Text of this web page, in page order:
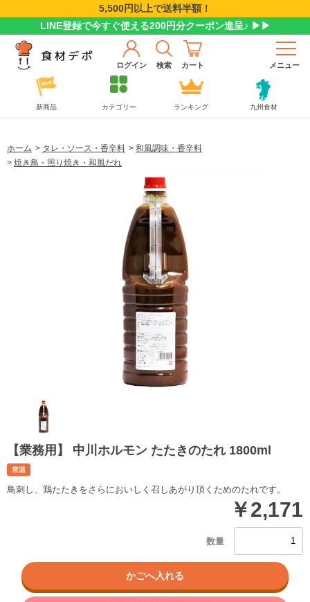
5,500円以上で送料半額！
LINE登録で今すぐ使える200円分クーポン進呈♪ ▶▶
ログイン 検索 カート メニュー
新商品 カテゴリー ランキング 九州食材
ホーム > タレ・ソース・香辛料 > 和風調味・香辛料
> 焼き鳥・照り焼き・和風だれ
【業務用】 中川ホルモン たたきのたれ 1800ml
鳥刺し、鶏たたきをさらにおいしく召しあがり頂くためのたれです。
￥2,171